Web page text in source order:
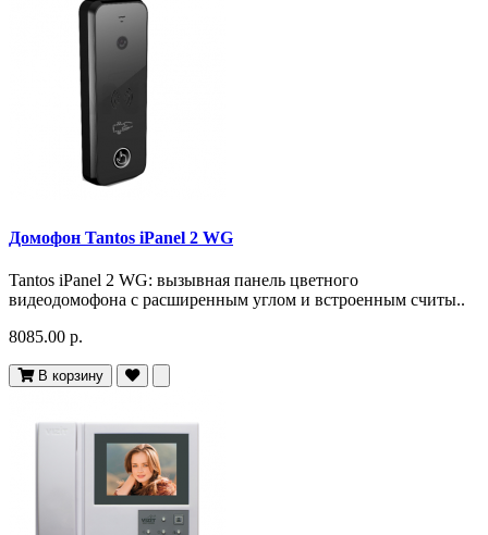
Домофон Tantos iPanel 2 WG
Tantos iPanel 2 WG: вызывная панель цветного
видеодомофона c расширенным углом и встроенным считы..
8085.00 р.
В корзину